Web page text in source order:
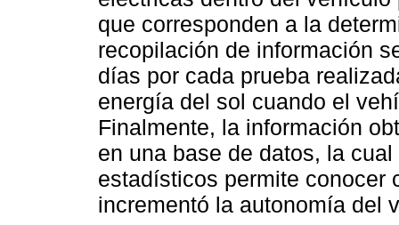
que corresponden a la
recopilación de información
días por cada prueba
energía del sol cuando el
Finalmente, la información
en una base de datos, la
estadísticos permite conocer
incrementó la autonomía del